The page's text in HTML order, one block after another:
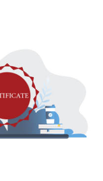
قانون تکمیلی
law
تخصصی فارسی قانون تکمیلی
the